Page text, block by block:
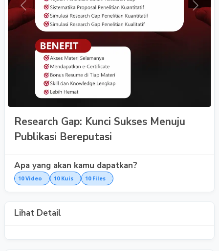
Previous Next
Research Gap: Kunci Sukses Menuju
Publikasi Bereputasi
Apa yang akan kamu dapatkan?
10 Video 10 Kuis 10 Files
Lihat Detail